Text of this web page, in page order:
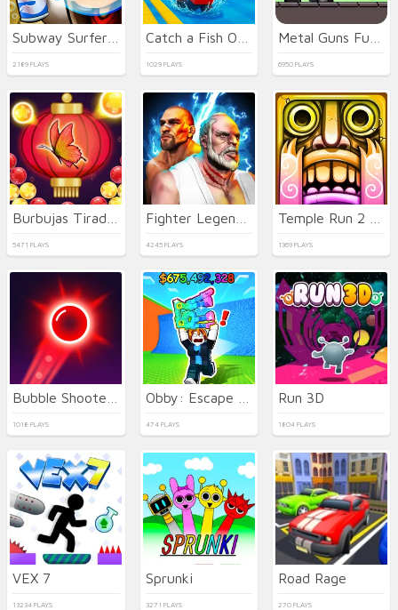
2189 PLAYS 1029 PLAYS 6950 PLAYS
5471 PLAYS 4245 PLAYS 1369 PLAYS
1018 PLAYS 474 PLAYS
Run 3D
1804 PLAYS
VEX 7
13234 PLAYS
Sprunki
3271 PLAYS
Road Rage
270 PLAYS